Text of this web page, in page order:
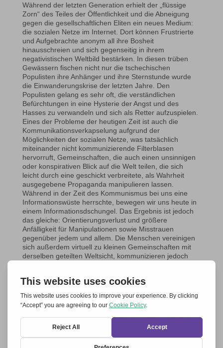
Während der letzten Generation erhielt der „flüssige
Zorn“ des Teiles der Öffentlichkeit und die Abneigung
gegen die gesellschaftlichen Eliten ein neues Medium:
die sozialen Netze im Internet. Dort können Frustrierte
und Aufgebrachte anonym all ihre Bosheit
hinausschreien und sich gegenseitig in ihrem
negativistischen Weltbild bestärken. In diesen trüben
Gewässern fischen nicht nur die tschechischen
Populisten ihre Anhänger und ihre Sternstunde wurde
die Einwanderungskrise der letzten Jahre. Den
Populisten gelang es sehr oft, die verständlichen
Befürchtungen in eine Hysterie der Angst und des
Hasses zu verwandeln und sich als Retter aufzuspielen.
Eines der Probleme der heutigen Zeit ist auch die
Kommunikationsverkapselung aufgrund der
Möglichkeiten der sozialen Netze, was tatsächlich
miteinander nicht kommunizierende Filterblasen
hervorruft, Gemeinschaften, die auch einen unsinnigen
oder konspirativen Blick auf die Welt teilen, die sich
leicht durch eine geschickt verbreitete, als Wahrheit
ausgegebene Propaganda manipulieren lassen.
Während in der Zeit des Kommunismus bei uns eine
Informationswüste herrschte, bewegen wir uns heute in
einem Informationsdschungel. Das Ergebnis ist jedoch
das gleiche: Orientierungsverlust und größere
Anfälligkeit für Manipulationen sowie Misstrauen
gegenüber jedem und allem. Die Menschen vereinigen
sich außerdem virtuell zu kleinen Gemeinschaften mit
derselben geteilten Weltsicht, kommunizieren jedoch
einen beschleunigten Zerfall der bisherigen
Sicherheiten, der zwischenmenschlichen Beziehungen,
durch die neuen Technologien ein sich Verschließen in
„Kommunikationsghettos“ sehen, begleitet durch ein
wachsendes Angstgefühl und den aggressiveren Ton
der Diskussionen, die dann der Katalysator weiterer